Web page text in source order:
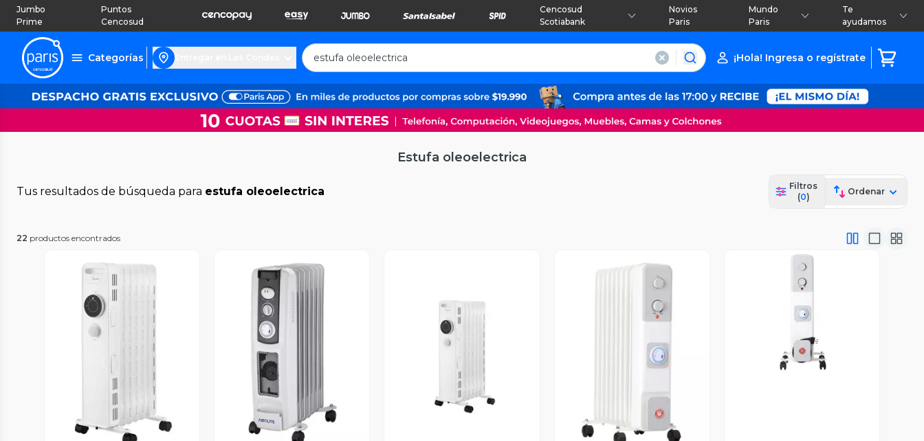
Jumbo
Prime
Puntos
Cencosud
Cencosud
Scotiabank
Novios
Paris
Mundo
Paris
Te
ayudamos
Categorías ¡Hola! Ingresa o regístrate
Estufa oleoelectrica
Tus resultados de búsqueda para estufa oleoelectrica
Filtros
(0)
Ordenar
22 productos encontrados
Vista Previa Vista Previa Vista Previa Vista Previa
Vista Previa